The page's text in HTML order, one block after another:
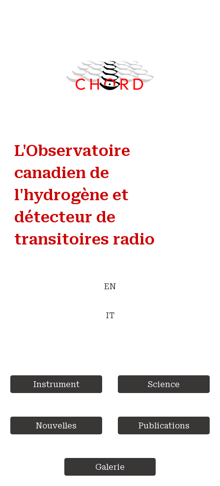
L'Observatoire
canadien de
l'hydrogène et
détecteur de
transitoires radio
EN
IT
Instrument Science
Nouvelles Publications
Galerie